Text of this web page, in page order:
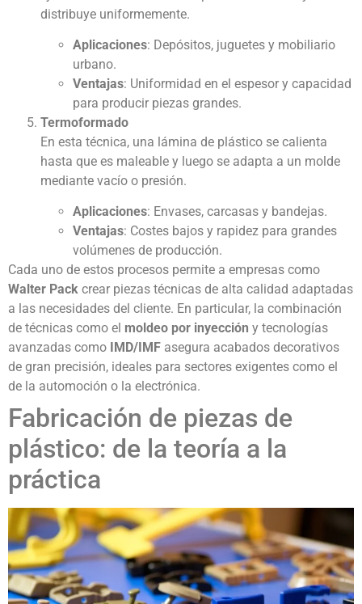
distribuye uniformemente.
Aplicaciones: Depósitos, juguetes y mobiliario
urbano.
Ventajas: Uniformidad en el espesor y capacidad
para producir piezas grandes.
Termoformado
En esta técnica, una lámina de plástico se calienta
hasta que es maleable y luego se adapta a un molde
mediante vacío o presión.
Aplicaciones: Envases, carcasas y bandejas.
Ventajas: Costes bajos y rapidez para grandes
volúmenes de producción.
Cada uno de estos procesos permite a empresas como
Walter Pack crear piezas técnicas de alta calidad adaptadas
a las necesidades del cliente. En particular, la combinación
de técnicas como el moldeo por inyección y tecnologías
avanzadas como
IMD/IMF asegura acabados decorativos
de gran precisión, ideales para sectores exigentes como el
de la automoción o la electrónica.
Fabricación de piezas de
plástico: de la teoría a la
práctica